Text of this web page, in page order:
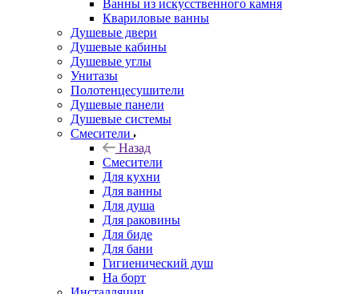
Ванны из искусственного камня
Квариловые ванны
Душевые двери
Душевые кабины
Душевые углы
Унитазы
Полотенцесушители
Душевые панели
Душевые системы
Смесители
Назад
Смесители
Для кухни
Для ванны
Для душа
Для раковины
Для биде
Для бани
Гигиенический душ
На борт